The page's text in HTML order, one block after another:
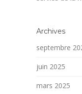
Archives
septembre
juin 2025
mars 2025